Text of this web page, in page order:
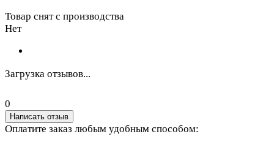
Товар снят с производства
Нет
Загрузка отзывов...
0
Написать отзыв
Оплатите заказ любым удобным способом: